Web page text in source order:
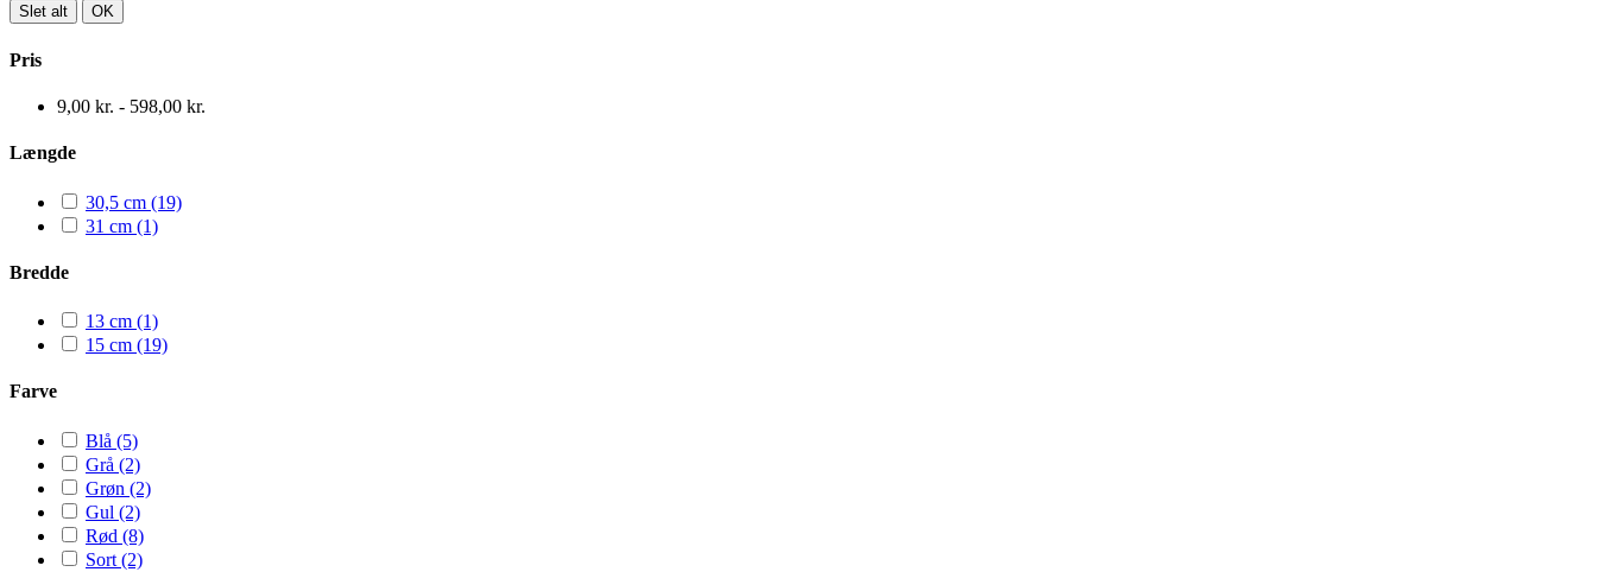
Slet alt OK
Pris
9,00 kr. - 598,00 kr.
Længde
30,5 cm (19)
31 cm (1)
Bredde
13 cm (1)
15 cm (19)
Farve
Blå (5)
Grå (2)
Grøn (2)
Gul (2)
Rød (8)
Sort (2)